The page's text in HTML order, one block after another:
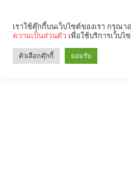
เราใช้คุ๊กกี้บนเว็บไซต์ของเรา กรุณ
ความเป็นส่วนตัว เพื่อใช้บริการเว็บไ
ตัวเลือกคุ๊กกี้ ยอมรับ